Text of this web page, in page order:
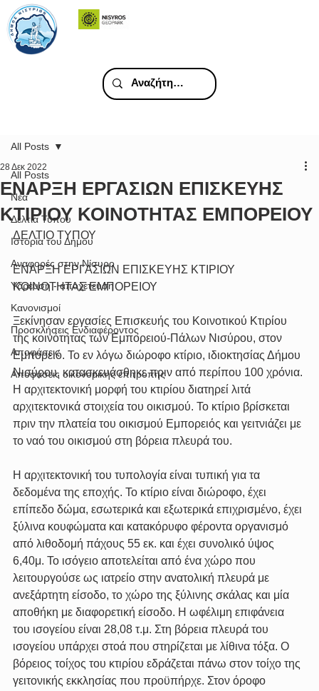
All Posts
Νέα
Δελτία Τύπου
Ιστορία του Δήμου
Αναφορές στην Νίσυρο
Υδρευση - αποχέτευση
Κανονισμοί
Προσκλήσεις Ενδιαφέροντος
Αποφάσεις
Αποφάσεις οικονομικής επιτροπής
All Posts
ΕΝΑΡΞΗ ΕΡΓΑΣΙΩΝ ΕΠΙΣΚΕΥΗΣ
ΚΤΙΡΙΟΥ ΚΟΙΝΟΤΗΤΑΣ ΕΜΠΟΡΕΙΟΥ
28 Δεκ 2022
ΔΕΛΤΙΟ ΤΥΠΟΥ
ΕΝΑΡΞΗ ΕΡΓΑΣΙΩΝ ΕΠΙΣΚΕΥΗΣ ΚΤΙΡΙΟΥ
ΚΟΙΝΟΤΗΤΑΣ ΕΜΠΟΡΕΙΟΥ
Ξεκίνησαν εργασίες Επισκευής του Κοινοτικού Κτιρίου
της κοινότητας των Εμπορειού-Πάλων Νισύρου, στον
Εμπορειό. Το εν λόγω διώροφο κτίριο, ιδιοκτησίας Δήμου
Νισύρου, κατασκευάσθηκε πριν από περίπου 100 χρόνια.
H αρχιτεκτονική μορφή του κτιρίου διατηρεί λιτά
αρχιτεκτονικά στοιχεία του οικισμού. Το κτίριο βρίσκεται
πριν την πλατεία του οικισμού Εμπορειός και γειτνιάζει με
το ναό του οικισμού στη βόρεια πλευρά του.
Η αρχιτεκτονική του τυπολογία είναι τυπική για τα
δεδομένα της εποχής. Το κτίριο είναι διώροφο, έχει
επίπεδο δώμα, εσωτερικά και εξωτερικά επιχρισμένο, έχει
ξύλινα κουφώματα και κατακόρυφο φέροντα οργανισμό
από λιθοδομή πάχους 55 εκ. και έχει συνολικό ύψος
6,40μ. Το ισόγειο αποτελείται από ένα χώρο που
λειτουργούσε ως ιατρείο στην ανατολική πλευρά με
ανεξάρτητη είσοδο, το χώρο της ξύλινης σκάλας και μία
αποθήκη με διαφορετική είσοδο. Η ωφέλιμη επιφάνεια
του ισογείου είναι 28,08 τ.μ. Στη βόρεια πλευρά του
ισογείου υπάρχει στοά που στηρίζεται με λίθινα τόξα. Ο
βόρειος τοίχος του κτιρίου εδράζεται πάνω στον τοίχο της
γειτονικής εκκλησίας που προϋπήρχε. Στον όροφο